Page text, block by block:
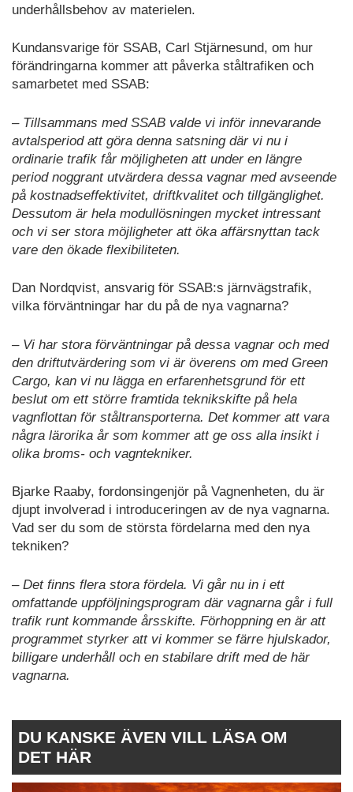
underhållsbehov av materielen.
Kundansvarige för SSAB, Carl Stjärnesund, om hur
förändringarna kommer att påverka ståltrafiken och
samarbetet med SSAB:
– Tillsammans med SSAB valde vi inför innevarande
avtalsperiod att göra denna satsning där vi nu i
ordinarie trafik får möjligheten att under en längre
period noggrant utvärdera dessa vagnar med avseende
på kostnadseffektivitet, driftkvalitet och tillgänglighet.
Dessutom är hela modullösningen mycket intressant
och vi ser stora möjligheter att öka affärsnyttan tack
vare den ökade flexibiliteten.
Dan Nordqvist, ansvarig för SSAB:s järnvägstrafik,
vilka förväntningar har du på de nya vagnarna?
– Vi har stora förväntningar på dessa vagnar och med
den driftutvärdering som vi är överens om med Green
Cargo, kan vi nu lägga en erfarenhetsgrund för ett
beslut om ett större framtida teknikskifte på hela
vagnflottan för ståltransporterna. Det kommer att vara
några lärorika år som kommer att ge oss alla insikt i
olika broms- och vagntekniker.
Bjarke Raaby, fordonsingenjör på Vagnenheten, du är
djupt involverad i introduceringen av de nya vagnarna.
Vad ser du som de största fördelarna med den nya
tekniken?
– Det finns flera stora fördela. Vi går nu in i ett
omfattande uppföljningsprogram där vagnarna går i full
trafik runt kommande årsskifte. Förhoppning en är att
programmet styrker att vi kommer se färre hjulskador,
billigare underhåll och en stabilare drift med de här
vagnarna.
DU KANSKE ÄVEN VILL LÄSA OM
DET HÄR